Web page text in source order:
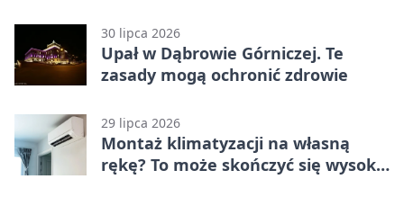
30 lipca 2026
Upał w Dąbrowie Górniczej. Te
zasady mogą ochronić zdrowie
29 lipca 2026
Montaż klimatyzacji na własną
rękę? To może skończyć się wysoką